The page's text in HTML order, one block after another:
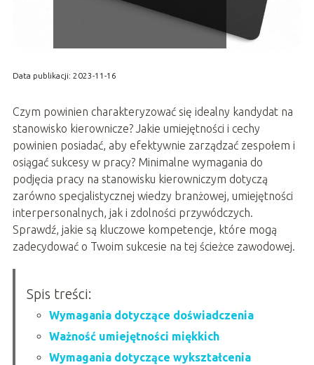
Data publikacji: 2023-11-16
Czym powinien charakteryzować się idealny kandydat na
stanowisko kierownicze? Jakie umiejętności i cechy
powinien posiadać, aby efektywnie zarządzać zespołem i
osiągać sukcesy w pracy? Minimalne wymagania do
podjęcia pracy na stanowisku kierowniczym dotyczą
zarówno specjalistycznej wiedzy branżowej, umiejętności
interpersonalnych, jak i zdolności przywódczych.
Sprawdź, jakie są kluczowe kompetencje, które mogą
zadecydować o Twoim sukcesie na tej ścieżce zawodowej.
Spis treści:
Wymagania dotyczące doświadczenia
Ważność umiejętności miękkich
Wymagania dotyczące wykształcenia